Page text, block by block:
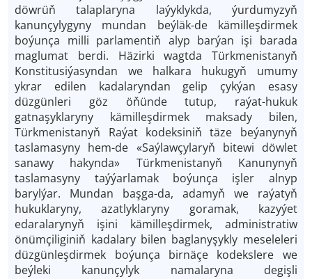
döwrüň talaplaryna laýyklykda, ýurdumyzyň
kanunçylygyny mundan beýläk-de kämilleşdirmek
boýunça milli parlamentiň alyp barýan işi barada
maglumat berdi. Häzirki wagtda Türkmenistanyň
Konstitusiýasyndan we halkara hukugyň umumy
ykrar edilen kadalaryndan gelip çykýan esasy
düzgünleri göz öňünde tutup, raýat-hukuk
gatnaşyklaryny kämilleşdirmek maksady bilen,
Türkmenistanyň Raýat kodeksiniň täze beýanynyň
taslamasyny hem-de «Saýlawçylaryň bitewi döwlet
sanawy hakynda» Türkmenistanyň Kanunynyň
taslamasyny taýýarlamak boýunça işler alnyp
barylýar. Mundan başga-da, adamyň we raýatyň
hukuklaryny, azatlyklaryny goramak, kazyýet
edaralarynyň işini kämilleşdirmek, administratiw
önümçiliginiň kadalary bilen baglanyşykly meseleleri
düzgünleşdirmek boýunça birnäçe kodekslere we
beýleki kanunçylyk namalaryna degişli